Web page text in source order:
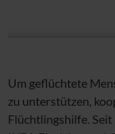
Um geflüchtete
zu unterstützen,
Flüchtlingshilfe.